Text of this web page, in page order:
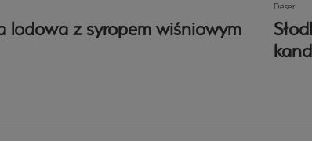
lodowa z syropem wiśniowym
Deser